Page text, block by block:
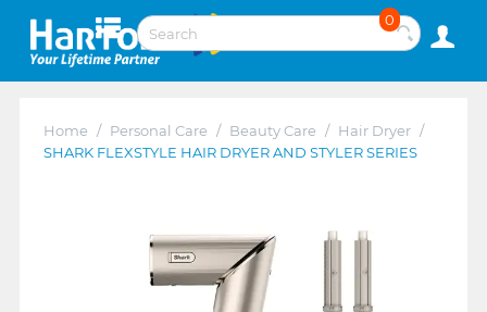
0
Home / Personal Care / Beauty Care / Hair Dryer /
SHARK FLEXSTYLE HAIR DRYER AND STYLER SERIES